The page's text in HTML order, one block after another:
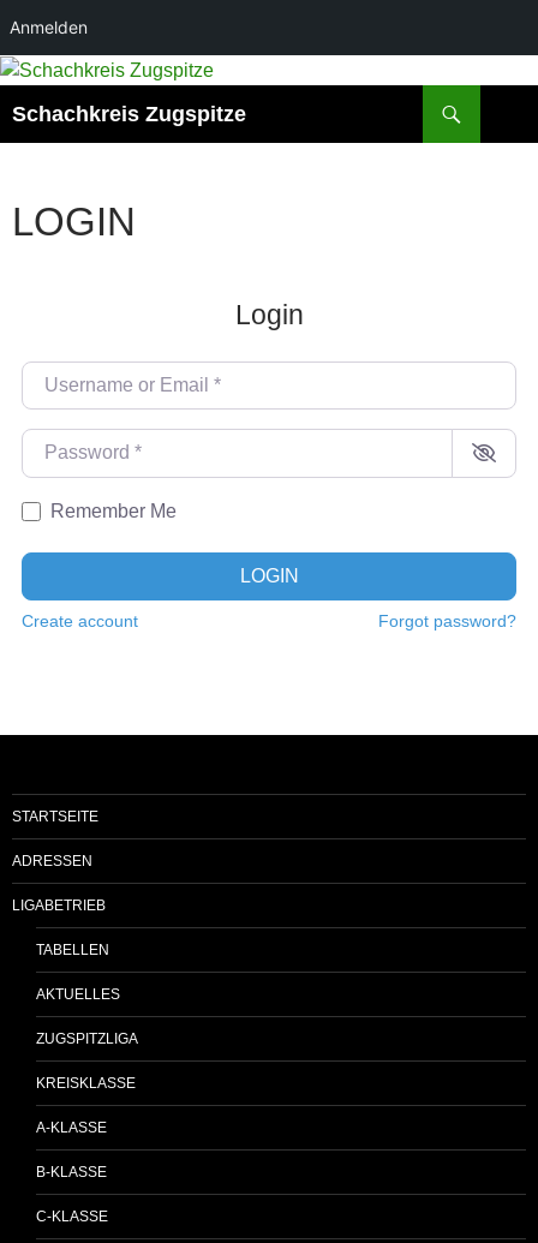
Anmelden
Zum
springen
Schachkreis Zugspitze
LOGIN
Login
Username or Email
Password
Remember Me
LOGIN
Create account Forgot password?
STARTSEITE
ADRESSEN
LIGABETRIEB
TABELLEN
AKTUELLES
ZUGSPITZLIGA
KREISKLASSE
A-KLASSE
B-KLASSE
C-KLASSE